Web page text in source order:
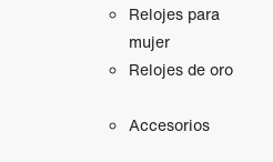
Relojes para
mujer
Relojes de oro
Accesorios